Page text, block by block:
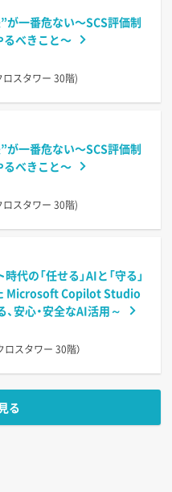
が一番危ない〜SCS評価制
べきこと〜
スタワー 30階)
が一番危ない〜SCS評価制
べきこと〜
スタワー 30階)
代の「任せる」AIと「守る」
Microsoft Copilot Studio
安心・安全なAI活用～
スタワー 30階）
る